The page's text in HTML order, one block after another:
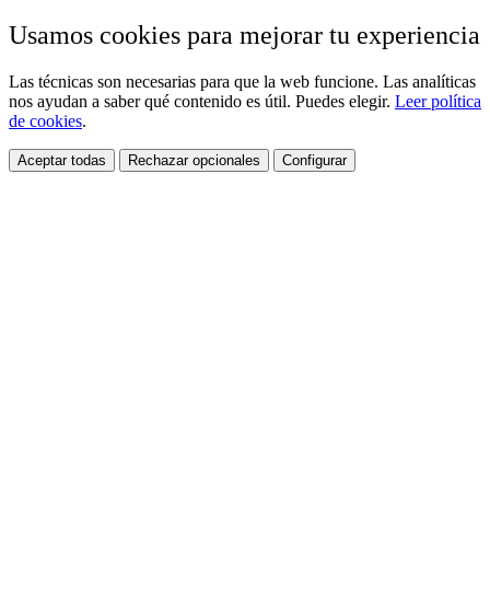
Usamos cookies para mejorar tu experiencia
Las técnicas son necesarias para que la web funcione. Las analíticas
nos ayudan a saber qué contenido es útil. Puedes elegir. Leer política
de cookies.
Aceptar todas Rechazar opcionales Configurar